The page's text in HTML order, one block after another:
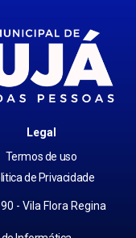
Legal
Termos de uso
de Privacidade
- Vila Flora Regina